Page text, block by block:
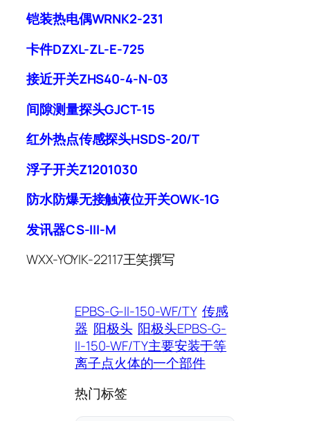
铠装热电偶WRNK2-231
卡件DZXL-ZL-E-725
接近开关ZHS40-4-N-03
间隙测量探头GJCT-15
红外热点传感探头HSDS-20/T
浮子开关Z1201030
防水防爆无接触液位开关OWK-1G
发讯器CS-III-M
WXX-YOYIK-22117王笑撰写
EPBS-G-II-150-WF/TY 传感
器 阳极头 阳极头EPBS-G-
II-150-WF/TY主要安装于等
离子点火体的一个部件
热门标签